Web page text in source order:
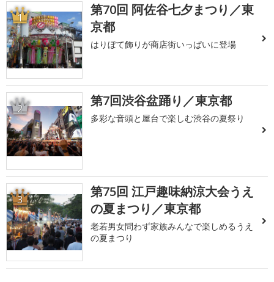
1
第70回 阿佐谷七夕まつり／東
京都
はりぼて飾りが商店街いっぱいに登場
2 第7回渋谷盆踊り／東京都
多彩な音頭と屋台で楽しむ渋谷の夏祭り
3
第75回 江戸趣味納涼大会うえ
の夏まつり／東京都
老若男女問わず家族みんなで楽しめるうえ
の夏まつり